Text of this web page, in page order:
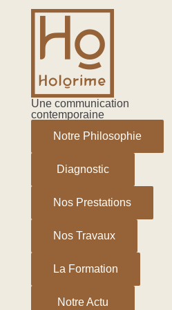
Une communication
contemporaine
Notre Philosophie
Diagnostic
Nos Prestations
Nos Travaux
La Formation
Notre Actu
Navigation